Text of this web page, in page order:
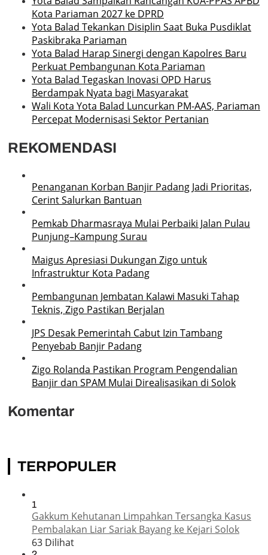
Kota Pariaman 2027 ke DPRD
Yota Balad Tekankan Disiplin Saat Buka Pusdiklat
Paskibraka Pariaman
Yota Balad Harap Sinergi dengan Kapolres Baru
Perkuat Pembangunan Kota Pariaman
Yota Balad Tegaskan Inovasi OPD Harus
Berdampak Nyata bagi Masyarakat
Wali Kota Yota Balad Luncurkan PM-AAS, Pariaman
Percepat Modernisasi Sektor Pertanian
REKOMENDASI
Penanganan Korban Banjir Padang Jadi Prioritas,
Cerint Salurkan Bantuan
Pemkab Dharmasraya Mulai Perbaiki Jalan Pulau
Punjung–Kampung Surau
Maigus Apresiasi Dukungan Zigo untuk
Infrastruktur Kota Padang
Pembangunan Jembatan Kalawi Masuki Tahap
Teknis, Zigo Pastikan Berjalan
JPS Desak Pemerintah Cabut Izin Tambang
Penyebab Banjir Padang
Zigo Rolanda Pastikan Program Pengendalian
Banjir dan SPAM Mulai Direalisasikan di Solok
Komentar
TERPOPULER
1
Gakkum Kehutanan Limpahkan Tersangka Kasus
Pembalakan Liar Sariak Bayang ke Kejari Solok
63 Dilihat